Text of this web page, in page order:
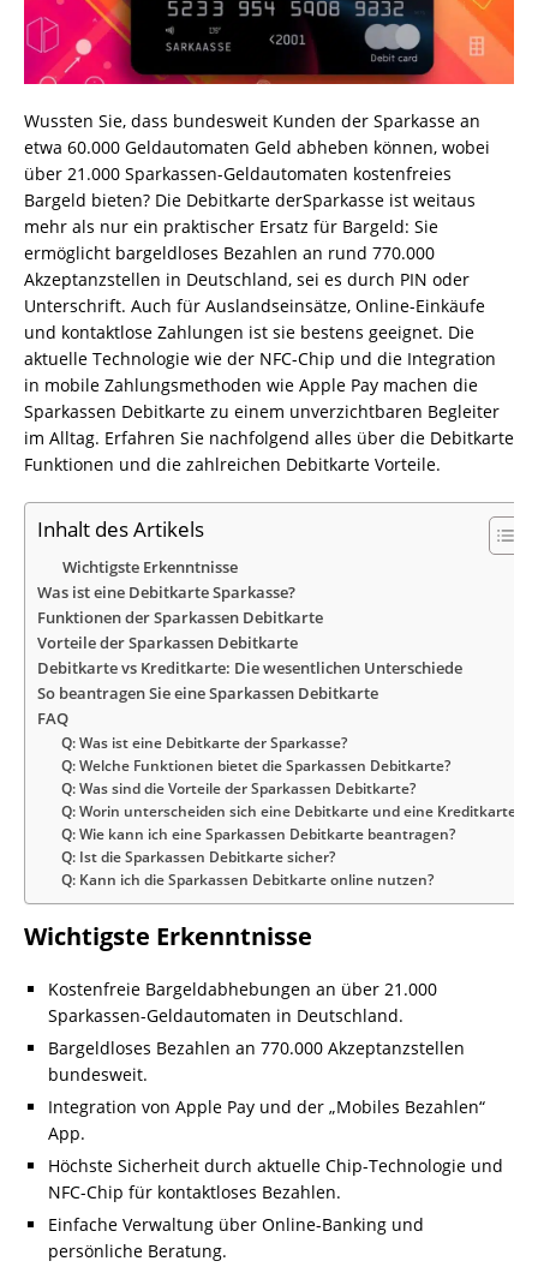
Wussten Sie, dass bundesweit Kunden der Sparkasse an
etwa 60.000 Geldautomaten Geld abheben können, wobei
über 21.000 Sparkassen-Geldautomaten kostenfreies
Bargeld bieten? Die Debitkarte derSparkasse ist weitaus
mehr als nur ein praktischer Ersatz für Bargeld: Sie
ermöglicht bargeldloses Bezahlen an rund 770.000
Akzeptanzstellen in Deutschland, sei es durch PIN oder
Unterschrift. Auch für Auslandseinsätze, Online-Einkäufe
und kontaktlose Zahlungen ist sie bestens geeignet. Die
aktuelle Technologie wie der NFC-Chip und die Integration
in mobile Zahlungsmethoden wie Apple Pay machen die
Sparkassen Debitkarte zu einem unverzichtbaren Begleiter
im Alltag. Erfahren Sie nachfolgend alles über die Debitkarte
Funktionen und die zahlreichen Debitkarte Vorteile.
Inhalt des Artikels
Wichtigste Erkenntnisse
Was ist eine Debitkarte Sparkasse?
Funktionen der Sparkassen Debitkarte
Vorteile der Sparkassen Debitkarte
Debitkarte vs Kreditkarte: Die wesentlichen Unterschiede
So beantragen Sie eine Sparkassen Debitkarte
FAQ
Q: Was ist eine Debitkarte der Sparkasse?
Q: Welche Funktionen bietet die Sparkassen Debitkarte?
Q: Was sind die Vorteile der Sparkassen Debitkarte?
Q: Worin unterscheiden sich eine Debitkarte und eine Kreditkarte?
Q: Wie kann ich eine Sparkassen Debitkarte beantragen?
Q: Ist die Sparkassen Debitkarte sicher?
Q: Kann ich die Sparkassen Debitkarte online nutzen?
Wichtigste Erkenntnisse
Kostenfreie Bargeldabhebungen an über 21.000
Sparkassen-Geldautomaten in Deutschland.
Bargeldloses Bezahlen an 770.000 Akzeptanzstellen
bundesweit.
Integration von Apple Pay und der „Mobiles Bezahlen“
App.
Höchste Sicherheit durch aktuelle Chip-Technologie und
NFC-Chip für kontaktloses Bezahlen.
Einfache Verwaltung über Online-Banking und
persönliche Beratung.